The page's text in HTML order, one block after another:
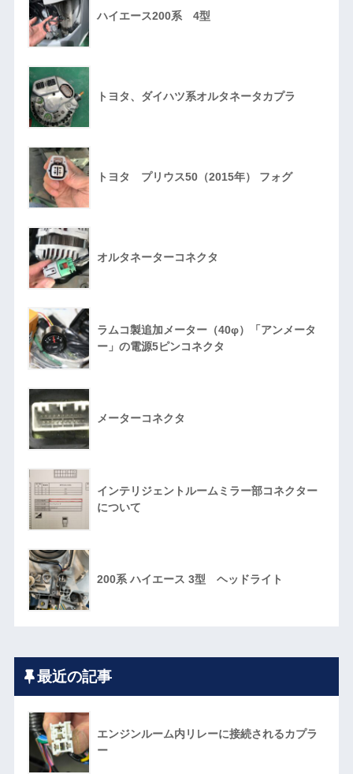
ハイエース200系 4型
トヨタ、ダイハツ系オルタネータカプラ
トヨタ プリウス50（2015年） フォグ
オルタネーターコネクタ
ラムコ製追加メーター（40φ）「アンメータ
ー」の電源5ピンコネクタ
メーターコネクタ
インテリジェントルームミラー部コネクター
について
200系 ハイエース 3型 ヘッドライト
最近の記事
エンジンルーム内リレーに接続されるカプラ
ー